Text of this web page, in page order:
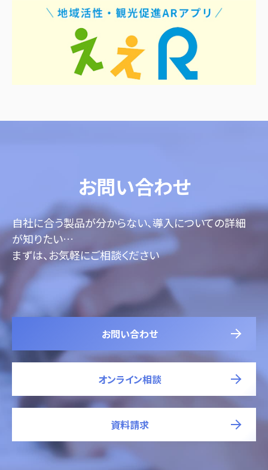
お問い合わせ
自社に合う製品が分からない、導入についての詳細
が知りたい…
まずは、お気軽にご相談ください
お問い合わせ
オンライン相談
資料請求